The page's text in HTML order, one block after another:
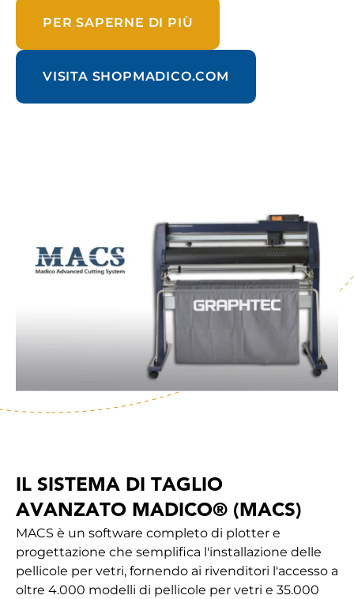
PER SAPERNE DI PIÙ
VISITA SHOPMADICO.COM
IL SISTEMA DI TAGLIO
AVANZATO MADICO® (MACS)
MACS è un software completo di plotter e
progettazione che semplifica l'installazione delle
pellicole per vetri, fornendo ai rivenditori l'accesso a
oltre 4.000 modelli di pellicole per vetri e 35.000